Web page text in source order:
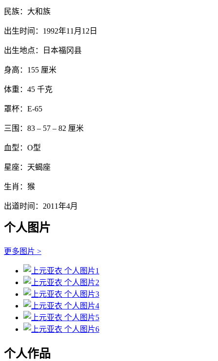
民族：大和族
出生时间：1992年11月12日
出生地点：日本福冈县
身高：155 厘米
体重：45 千克
罩杯：E-65
三围：83 – 57 – 82 厘米
血型：O型
星座：天蝎座
生肖：猴
出道时间：2011年4月
个人图片
更多图片 >
个人作品